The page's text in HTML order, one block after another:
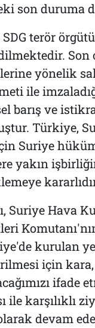
son duruma
terör
Son
yönelik
ile
barış ve
Türkiye,
Suriye
yakın
Suriye Hava
kurulan
için kara,
ifade
ile karşılıklı
devam